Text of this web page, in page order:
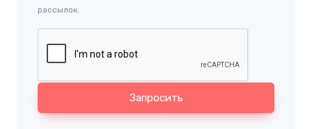
рассылок.
Запросить